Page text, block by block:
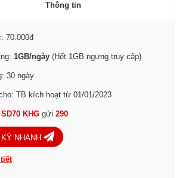
Thông tin
70.000đ
1GB/ngày (Hết 1GB ngưng truy cập)
30 ngày
TB kích hoạt từ 01/01/2023
SD70 KHGgửi290
NHANH